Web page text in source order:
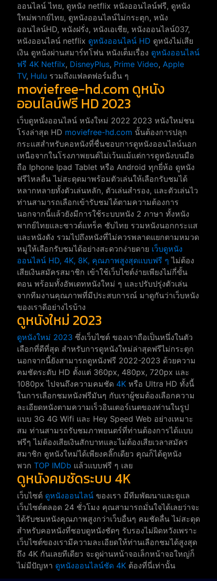
ออนไลน์ ไทย, ดูหนัง netflix หนังออนไลน์ฟรี, ดูหนัง
ใหม่พากย์ไทย, ดูหนังออนไลน์ไม่กระตุก, หนัง
ออนไลน์HD, หนังฝรั่ง, หนังเอเชีย, หนังออนไลน์037,
หนังออนไลน์ netflix ดูหนังออนไลน์ HD ดูหนังไม่เสีย
เงิน ดูหนังผ่านสมาร์ทโฟน หนังเต็มเรื่อง ดูหนังออนไลน์
ฟรี 4K Netfilx, DisneyPlus, Prime Video, Apple
TV, Hulu รวมถึงแฟลตฟอร์มอื่น ๆ
moviefree-hd.com ดูหนัง
ออนไลน์ฟรี HD 2023
เว็บดูหนังออนไลน์ หนังใหม่ 2022 2023 หนังใหม่ชน
โรงล่าสุด HD moviefree-hd.com นั้นต้องการปลุก
กระแสสำหรับคอหนังที่ชื่นชอบการดูหนังออนไลน์นอก
เหนือจากในโรงภาพยนต์ไม่เว้นแม้แต่การดูหนังบนมือ
ถือ Iphone Ipad Tablet หรือ Android ทุกยี่ห้อ ดูหนัง
ฟรีไหลลื่น ไม่สะดุดมาพร้อมตัวเล่นให้เลือกรับชมได้
หลากหลายทั้งตัวเล่นหลัก, ตัวเล่นสำรอง, และตัวเล่นไว
ท่านสามารถเลือกเข้ารับชมได้ตามความต้องการ
นอกจากนี้แล้วยังมีการใช้ระบบหนัง 2 ภาษา ทั้งหนัง
พากย์ไทยและซาวด์แทร็ค ซับไทย รวมหนังนอกกระแส
และหนังดัง รวมไปถึงหนังที่ไม่ควรพลาดแยกตามหมวด
หมู่ให้เลือกรับชมได้อย่างสะดวกง่ายดาย เว็บดูหนัง
ออนไลน์ HD, 4K, 8K, คุณภาพสูงสุดแบบฟรี ๆ ไม่ต้อง
เสียเงินสมัครสมาชิก เข้าใช้เว็บไซต์ง่ายเพียงไม่กี่ขั้น
ตอน พร้อมทั้งอัพเดทหนังใหม่ ๆ และปรับปรุ่งตัวเล่น
จากทีมงานคุณภาพที่มีประสบการณ์ มาดูกันว่าเว็บหนัง
ของเราดีอย่างไรบ้าง
ดูหนังใหม่ 2023
ดูหนังใหม่ 2023 ซึ่งเว็บไซต์ ของเราถือเป็นหนึ่งในตัว
เลือกที่ดีที่สุด สำหรับการดูหนังใหม่ล่าสุดฟรีไม่กระตุก
นอกจากนี้ยังสามารถดูหนังฟรี 2022-2023 ด้วยความ
คมชัดระดับ HD ตั้งแต่ 360px, 480px, 720px และ
1080px ไปจนถึงความคมชัด 4K หรือ Ultra HD ทั้งนี้
ในการเลือกชมหนังฟรีมันๆ กับเราผู้ชมต้องเลือกความ
ละเอียดหนังตามความเร็วอินเตอร์เนตของท่านในรูป
แบบ 3G 4G Wifi และ Hey Speed Web อย่างเหมาะ
สม ท่านสามรถรับชมภาพยนตร์ที่ท่านต้องการได้แบบ
ฟรีๆ ไม่ต้องเสียเงินสักบาทและไม่ต้องเสียเวลาสมัคร
สมาชิก ดูหนังใหม่ได้เพียงคลิ๊กเดียว คุณก็ได้ดูหนัง
พวก TOP IMDb แล้วแบบฟรี ๆ เลย
ดูหนังคมชัดระบบ 4K
เว็บไซต์ ดูหนังออนไลน์ ของเรา มีทีมพัฒนาและดูแล
เว็บไซต์ตลอด 24 ชั่วโมง คุณสามารถมั่นใจได้เลยว่าจะ
ได้รับชมหนังคุณภาพสูงกว่าเว็บอื่นๆ คมชัดลื่น ไม่สะดุด
สำหรับคอหนังที่ชอบดูหนังชัดๆ รับรองไม่ผิดหวังเพราะ
เว็บไซต์ของเรามีความละเอียดให้ท่านเลือกชมได้สูงสุด
ถึง 4K กันเลยทีเดียว จะดูผ่านหน้าจอเล็กหน้าจอใหญ่ก็
ไม่มีปัญหา ดูหนังออนไลน์ชัด 4K ต้องที่นี่เท่านั้น